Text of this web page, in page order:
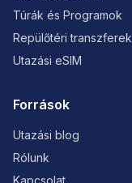
Túrák és Programok
Repülőtéri transzferek
Utazási eSIM
Források
Utazási blog
Rólunk
Kapcsolat